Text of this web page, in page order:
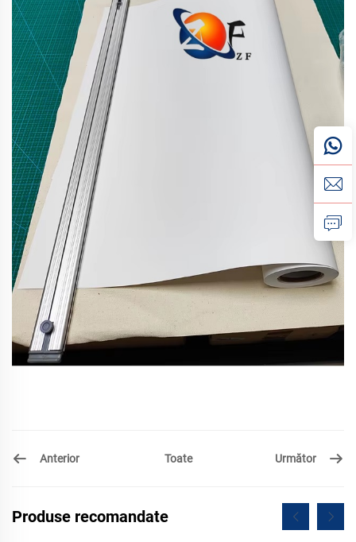
Anterior Toate Următor
Produse recomandate